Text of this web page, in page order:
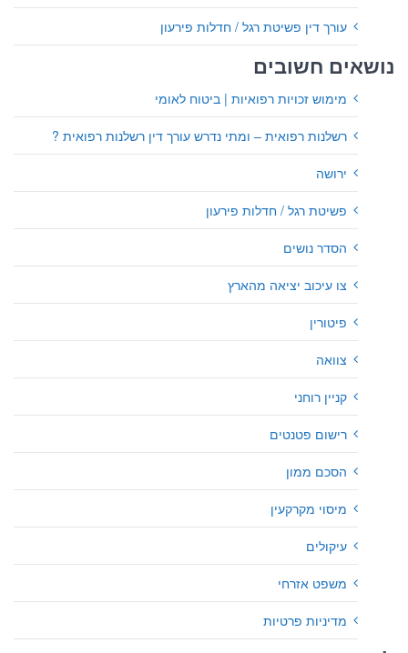
עורך דין פשיטת רגל / חדלות פירעון
נושאים חשובים
מימוש זכויות רפואיות | ביטוח לאומי
רשלנות רפואית – ומתי נדרש עורך דין רשלנות רפואית ?
ירושה
פשיטת רגל / חדלות פירעון
הסדר נושים
צו עיכוב יציאה מהארץ
פיטורין
צוואה
קניין רוחני
רישום פטנטים
הסכם ממון
מיסוי מקרקעין
עיקולים
משפט אזרחי
מדיניות פרטיות